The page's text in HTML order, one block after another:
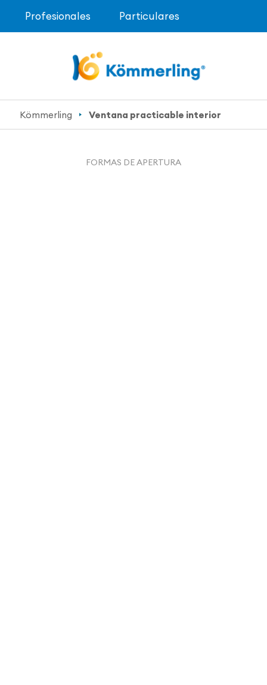
Profesionales Particulares
Kömmerling Ventana practicable interior
FORMAS DE APERTURA